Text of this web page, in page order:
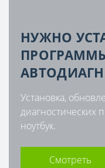
НУЖНО
Установка,
ноутбук.
Смотреть